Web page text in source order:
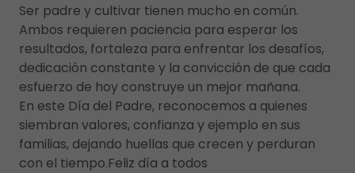
Ser padre y cultivar tienen mucho en común.
Ambos requieren paciencia para esperar los
resultados, fortaleza para enfrentar los desafíos,
dedicación constante y la convicción de que cada
esfuerzo de hoy construye un mejor mañana.
En este Día del Padre, reconocemos a quienes
siembran valores, confianza y ejemplo en sus
familias, dejando huellas que crecen y perduran
con el tiempo.Feliz día a todos